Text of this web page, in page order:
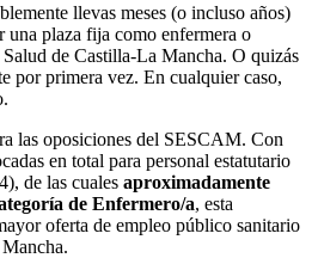
llevas meses (o incluso años)
una plaza fija como enfermera o
de Castilla-La Mancha. O quizás
por primera vez. En cualquier caso,
las oposiciones del SESCAM. Con
en total para personal estatutario
de las cuales aproximadamente
de Enfermero/a, esta
oferta de empleo público sanitario